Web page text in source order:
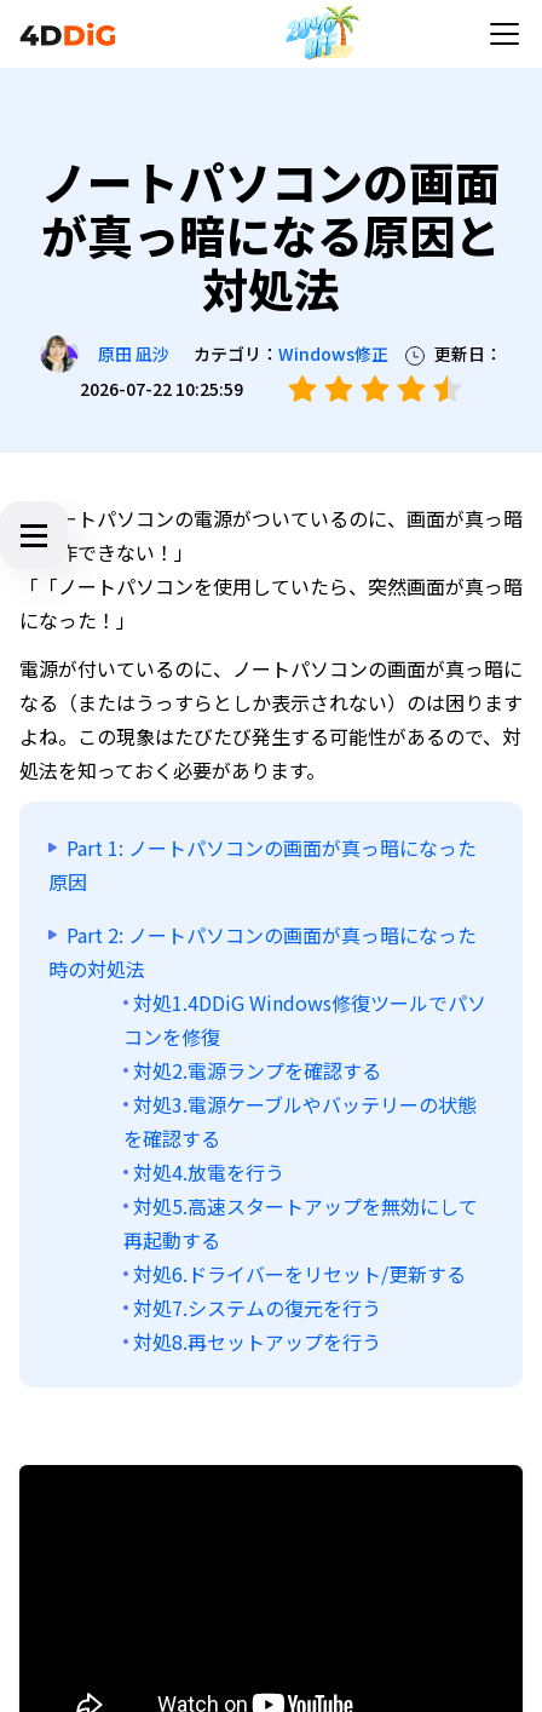
ノートパソコンの画面
が真っ暗になる原因と
対処法
原田 凪沙 カテゴリ： Windows修正
更新日：
2026-07-22 10:25:59
「ノートパソコンの電源がついているのに、画面が真っ暗
で操作できない！」
「「ノートパソコンを使用していたら、突然画面が真っ暗
になった！」
電源が付いているのに、ノートパソコンの画面が真っ暗に
なる（またはうっすらとしか表示されない）のは困ります
よね。この現象はたびたび発生する可能性があるので、対
処法を知っておく必要があります。
Part 1: ノートパソコンの画面が真っ暗になった
原因
Part 2: ノートパソコンの画面が真っ暗になった
時の対処法
対処1.4DDiG Windows修復ツールでパソ
コンを修復
対処2.電源ランプを確認する
対処3.電源ケーブルやバッテリーの状態
を確認する
対処4.放電を行う
対処5.高速スタートアップを無効にして
再起動する
対処6.ドライバーをリセット/更新する
対処7.システムの復元を行う
対処8.再セットアップを行う